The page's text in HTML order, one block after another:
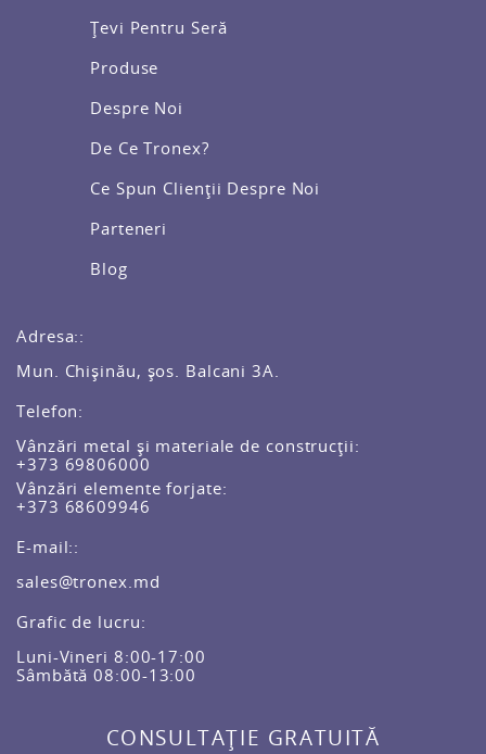
Țevi Pentru Seră
Produse
Despre Noi
De Ce Tronex?
Ce Spun Clienții Despre Noi
Parteneri
Blog
Adresa::
Mun. Chișinău, șos. Balcani 3A.
Telefon:
Vânzări metal și materiale de construcții:
+373 69806000
Vânzări elemente forjate:
+373 68609946
E-mail::
sales@tronex.md
Grafic de lucru:
Luni-Vineri 8:00-17:00
Sâmbătă 08:00-13:00
CONSULTAȚIE GRATUITĂ